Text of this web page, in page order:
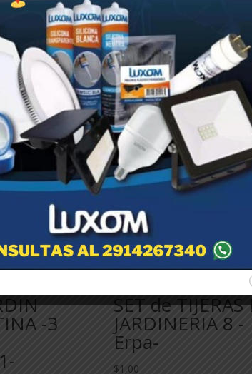
deslizante.
-3
SET de TIJERAS
JARDINERIA 8 -
Erpa-
$1,00